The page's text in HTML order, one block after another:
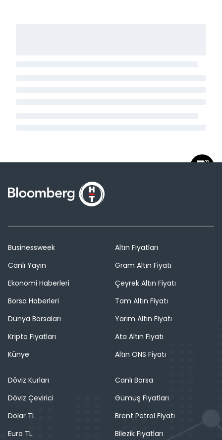
Businessweek
Canlı Yayın
Ekonomi Haberleri
Borsa Haberleri
Dünya Borsaları
Kripto Fiyatları
Künye
Altın Fiyatları
Gram Altın Fiyatı
Çeyrek Altın Fiyatı
Tam Altın Fiyatı
Yarım Altın Fiyatı
Ata Altın Fiyatı
Altın ONS Fiyatı
Döviz Kurları
Döviz Çevirici
Dolar TL
Euro TL
Canlı Borsa
Gümüş Fiyatları
Brent Petrol Fiyatı
Bilezik Fiyatları